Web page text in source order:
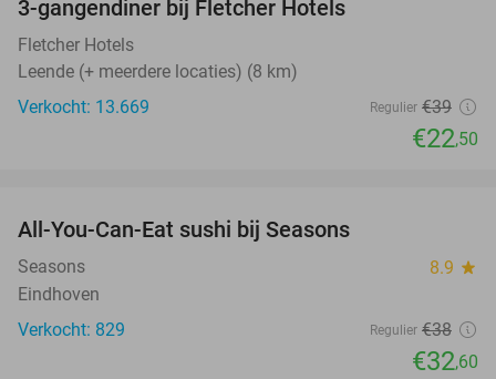
3-gangendiner bij Fletcher Hotels
Fletcher Hotels
Leende (+ meerdere locaties) (8 km)
Verkocht: 13.669
Regulier €39
€22,50
All-You-Can-Eat sushi bij Seasons
Seasons 8.9 star
Eindhoven
Verkocht: 829
Regulier €38
€32,60